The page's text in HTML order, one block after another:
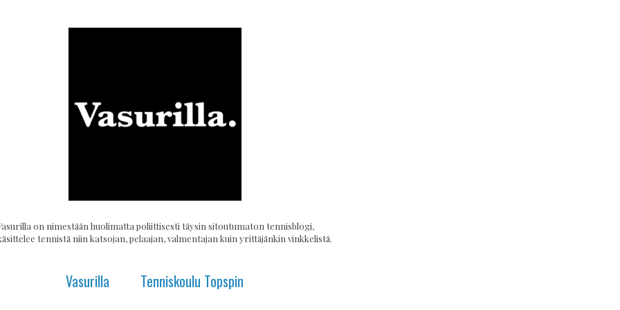
on nimestään huolimatta poliittisesti täysin sitoutumaton tennisblogi,
tennistä niin katsojan, pelaajan, valmentajan kuin yrittäjänkin vinkkelistä.
Vasurilla Tenniskoulu Topspin